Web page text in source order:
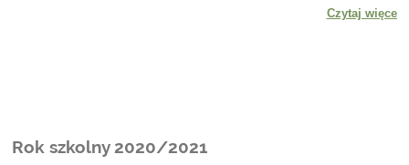
Czytaj więce
Rok szkolny 2020/2021